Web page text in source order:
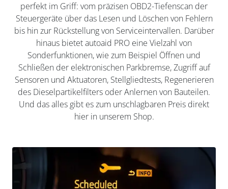
perfekt im Griff: vom präzisen OBD2-Tiefenscan der
Steuergeräte über das Lesen und Löschen von Fehlern
bis hin zur Rückstellung von Serviceintervallen. Darüber
hinaus bietet autoaid PRO eine Vielzahl von
Sonderfunktionen, wie zum Beispiel Öffnen und
Schließen der elektronischen Parkbremse, Zugriff auf
Sensoren und Aktuatoren, Stellgliedtests, Regenerieren
des Dieselpartikelfilters oder Anlernen von Bauteilen.
Und das alles gibt es zum unschlagbaren Preis direkt
hier in unserem Shop.